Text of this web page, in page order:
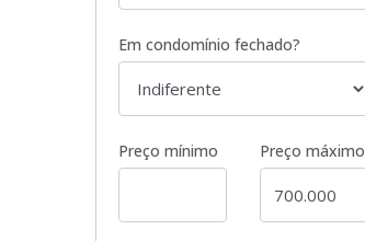
Em condomínio fechado?
Preço mínimo Preço máximo